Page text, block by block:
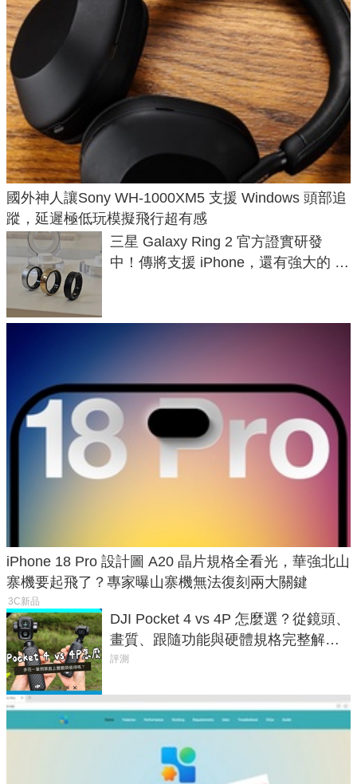
國外神人讓Sony WH-1000XM5 支援 Windows 頭部追
蹤，延遲極低玩模擬飛行超有感
三星 Galaxy Ring 2 官方證實研發
中！傳將支援 iPhone，還有強大的 AI
iPhone 18 Pro 設計圖 A20 晶片規格全看光，華強北山
寨機要起飛了？專家曝山寨機無法復刻兩大關鍵
3C新品
DJI Pocket 4 vs 4P 怎麼選？從鏡頭、
畫質、跟隨功能與硬體規格完整解
析，一次看懂兩台差異
評測